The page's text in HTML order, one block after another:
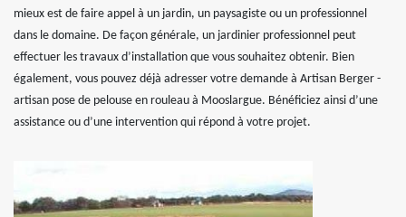
mieux est de faire appel à un jardin, un paysagiste ou un professionnel
dans le domaine. De façon générale, un jardinier professionnel peut
effectuer les travaux d’installation que vous souhaitez obtenir. Bien
également, vous pouvez déjà adresser votre demande à Artisan Berger -
artisan pose de pelouse en rouleau à Mooslargue. Bénéficiez ainsi d’une
assistance ou d’une intervention qui répond à votre projet.